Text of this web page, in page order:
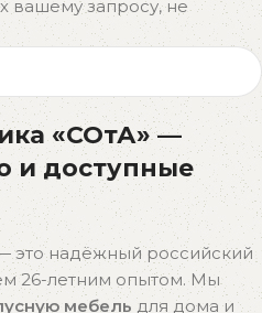
вашему запросу, не
«СОтА» —
и доступные
это надёжный российский
26-летним опытом. Мы
мебель для дома и